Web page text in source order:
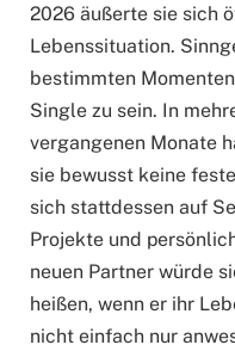
2026 äußerte sie sich
Lebenssituation.
bestimmten
Single zu sein. In
vergangenen Monate
sie bewusst keine
sich stattdessen auf
Projekte und
neuen Partner würde
heißen, wenn er ihr
nicht einfach nur